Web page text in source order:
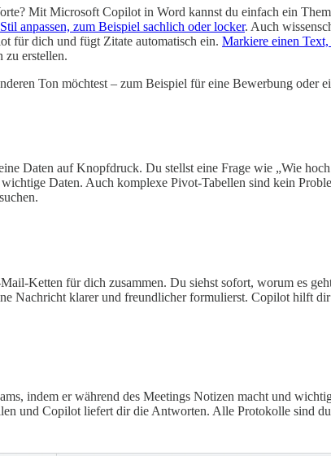
Mit Microsoft Copilot in Word kannst du einfach ein
Stil anpassen, zum Beispiel sachlich oder locker. Auch
für dich und fügt Zitate automatisch ein. Markiere einen
zu erstellen.
Ton möchtest – zum Beispiel für eine Bewerbung oder
Daten auf Knopfdruck. Du stellst eine Frage wie „Wie
Daten. Auch komplexe Pivot-Tabellen sind kein
Ketten für dich zusammen. Du siehst sofort, worum es
Nachricht klarer und freundlicher formulierst. Copilot hilft
indem er während des Meetings Notizen macht und
und Copilot liefert dir die Antworten. Alle Protokolle sind